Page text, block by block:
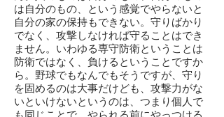
は自分のもの、という感覚でやらないと
自分の家の保持もできない。守りばかり
でなく、攻撃しなければ守ることはでき
ません。いわゆる専守防衛ということは
防衛ではなく、負けるということですか
ら。野球でもなんでもそうですが、守り
を固めるのは大事だけども、攻撃力がな
いといけないというのは、つまり個人で
も同じことで、やられる前にやっつける